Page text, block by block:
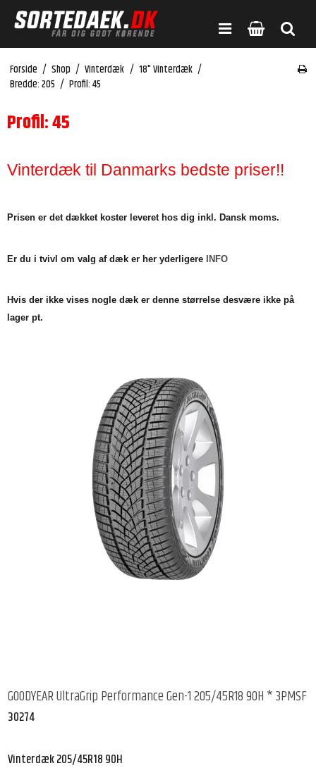
Forside / Shop / Vinterdæk / 18" Vinterdæk /
Bredde: 205 / Profil: 45
Profil: 45
Vinterdæk til Danmarks bedste priser!!
Prisen er det dækket koster leveret hos dig inkl. Dansk moms.
Er du i tvivl om valg af dæk er her yderligere INFO
Hvis der ikke vises nogle dæk er denne størrelse desvære ikke på
lager pt.
GOODYEAR UltraGrip Performance Gen-1 205/45R18 90H * 3PMSF
30274
Vinterdæk 205/45R18 90H